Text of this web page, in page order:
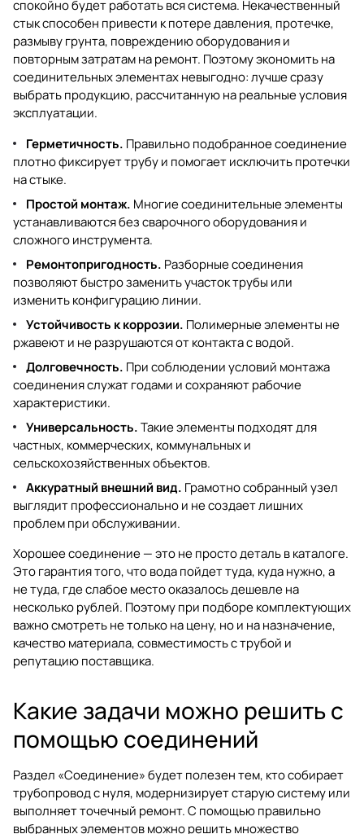
спокойно будет работать вся система. Некачественный
стык способен привести к потере давления, протечке,
размыву грунта, повреждению оборудования и
повторным затратам на ремонт. Поэтому экономить на
соединительных элементах невыгодно: лучше сразу
выбрать продукцию, рассчитанную на реальные условия
эксплуатации.
Герметичность. Правильно подобранное соединение
плотно фиксирует трубу и помогает исключить протечки
на стыке.
Простой монтаж. Многие соединительные элементы
устанавливаются без сварочного оборудования и
сложного инструмента.
Ремонтопригодность. Разборные соединения
позволяют быстро заменить участок трубы или
изменить конфигурацию линии.
Устойчивость к коррозии. Полимерные элементы не
ржавеют и не разрушаются от контакта с водой.
Долговечность. При соблюдении условий монтажа
соединения служат годами и сохраняют рабочие
характеристики.
Универсальность.Такие элементы подходят для
частных, коммерческих, коммунальных и
сельскохозяйственных объектов.
Аккуратный внешний вид. Грамотно собранный узел
выглядит профессионально и не создает лишних
проблем при обслуживании.
Хорошее соединение — это не просто деталь в каталоге.
Это гарантия того, что вода пойдет туда, куда нужно, а
не туда, где слабое место оказалось дешевле на
несколько рублей. Поэтому при подборе комплектующих
важно смотреть не только на цену, но и на назначение,
качество материала, совместимость с трубой и
репутацию поставщика.
Какие задачи можно решить с
помощью соединений
Раздел «Соединение» будет полезен тем, кто собирает
трубопровод с нуля, модернизирует старую систему или
выполняет точечный ремонт. С помощью правильно
выбранных элементов можно решить множество